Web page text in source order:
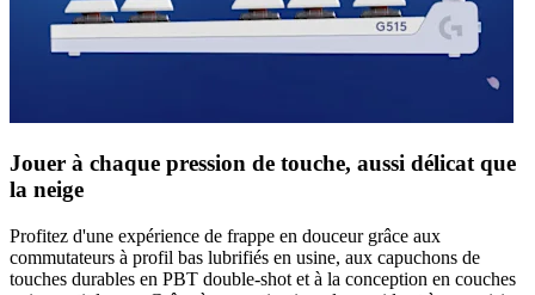
Jouer à chaque pression de touche, aussi délicat que
la neige
Profitez d'une expérience de frappe en douceur grâce aux
commutateurs à profil bas lubrifiés en usine, aux capuchons de
touches durables en PBT double-shot et à la conception en couches